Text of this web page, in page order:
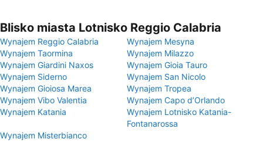
Blisko miasta Lotnisko Reggio Calabria
Wynajem Reggio Calabria
Wynajem Mesyna
Wynajem Taormina
Wynajem Milazzo
Wynajem Giardini Naxos
Wynajem Gioia Tauro
Wynajem Siderno
Wynajem San Nicolo
Wynajem Gioiosa Marea
Wynajem Tropea
Wynajem Vibo Valentia
Wynajem Capo d’Orlando
Wynajem Katania
Wynajem Lotnisko Katania-
Fontanarossa
Wynajem Misterbianco